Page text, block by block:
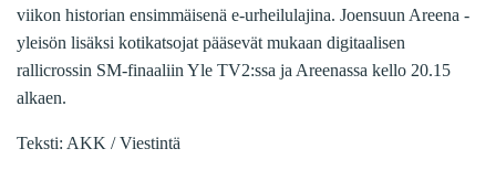
viikon historian ensimmäisenä e-urheilulajina. Joensuun Areena -
yleisön lisäksi kotikatsojat pääsevät mukaan digitaalisen
rallicrossin SM-finaaliin Yle TV2:ssa ja Areenassa kello 20.15
alkaen.
Teksti: AKK / Viestintä